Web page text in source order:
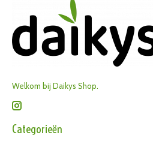
Welkom bij Daikys Shop.
Categorieën